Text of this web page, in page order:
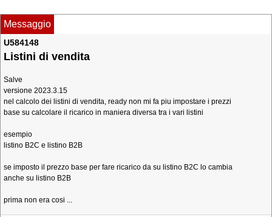
Messaggio
U584148
Listini di vendita
Salve
versione 2023.3.15
nel calcolo dei listini di vendita, ready non mi fa piu impostare i prezzi
base su calcolare il ricarico in maniera diversa tra i vari listini
esempio
listino B2C e listino B2B
se imposto il prezzo base per fare ricarico da su listino B2C lo cambia
anche su listino B2B
prima non era cosi ...